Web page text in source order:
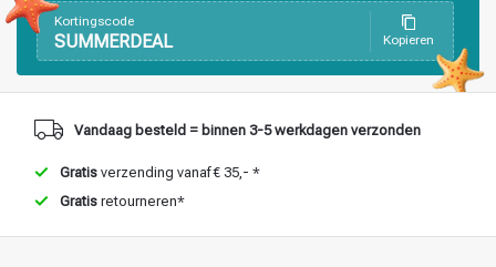
Haarstyling Haarkleuring
Kortingscode
SUMMERDEAL Kopieren
Vandaag besteld = binnen 3-5 werkdagen verzonden
Gratis verzending vanaf € 35,- *
Gratis retourneren*